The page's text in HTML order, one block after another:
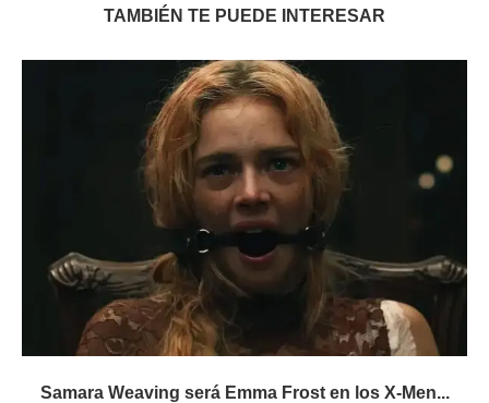
TAMBIÉN TE PUEDE INTERESAR
Samara Weaving será Emma Frost en los X-Men...